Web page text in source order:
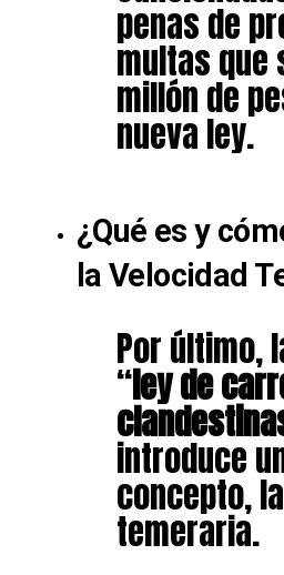
penas de
multas que
millón de
nueva ley.
¿Qué es y
la Velocidad
Por último,
“ley de
introduce
concepto,
temeraria.